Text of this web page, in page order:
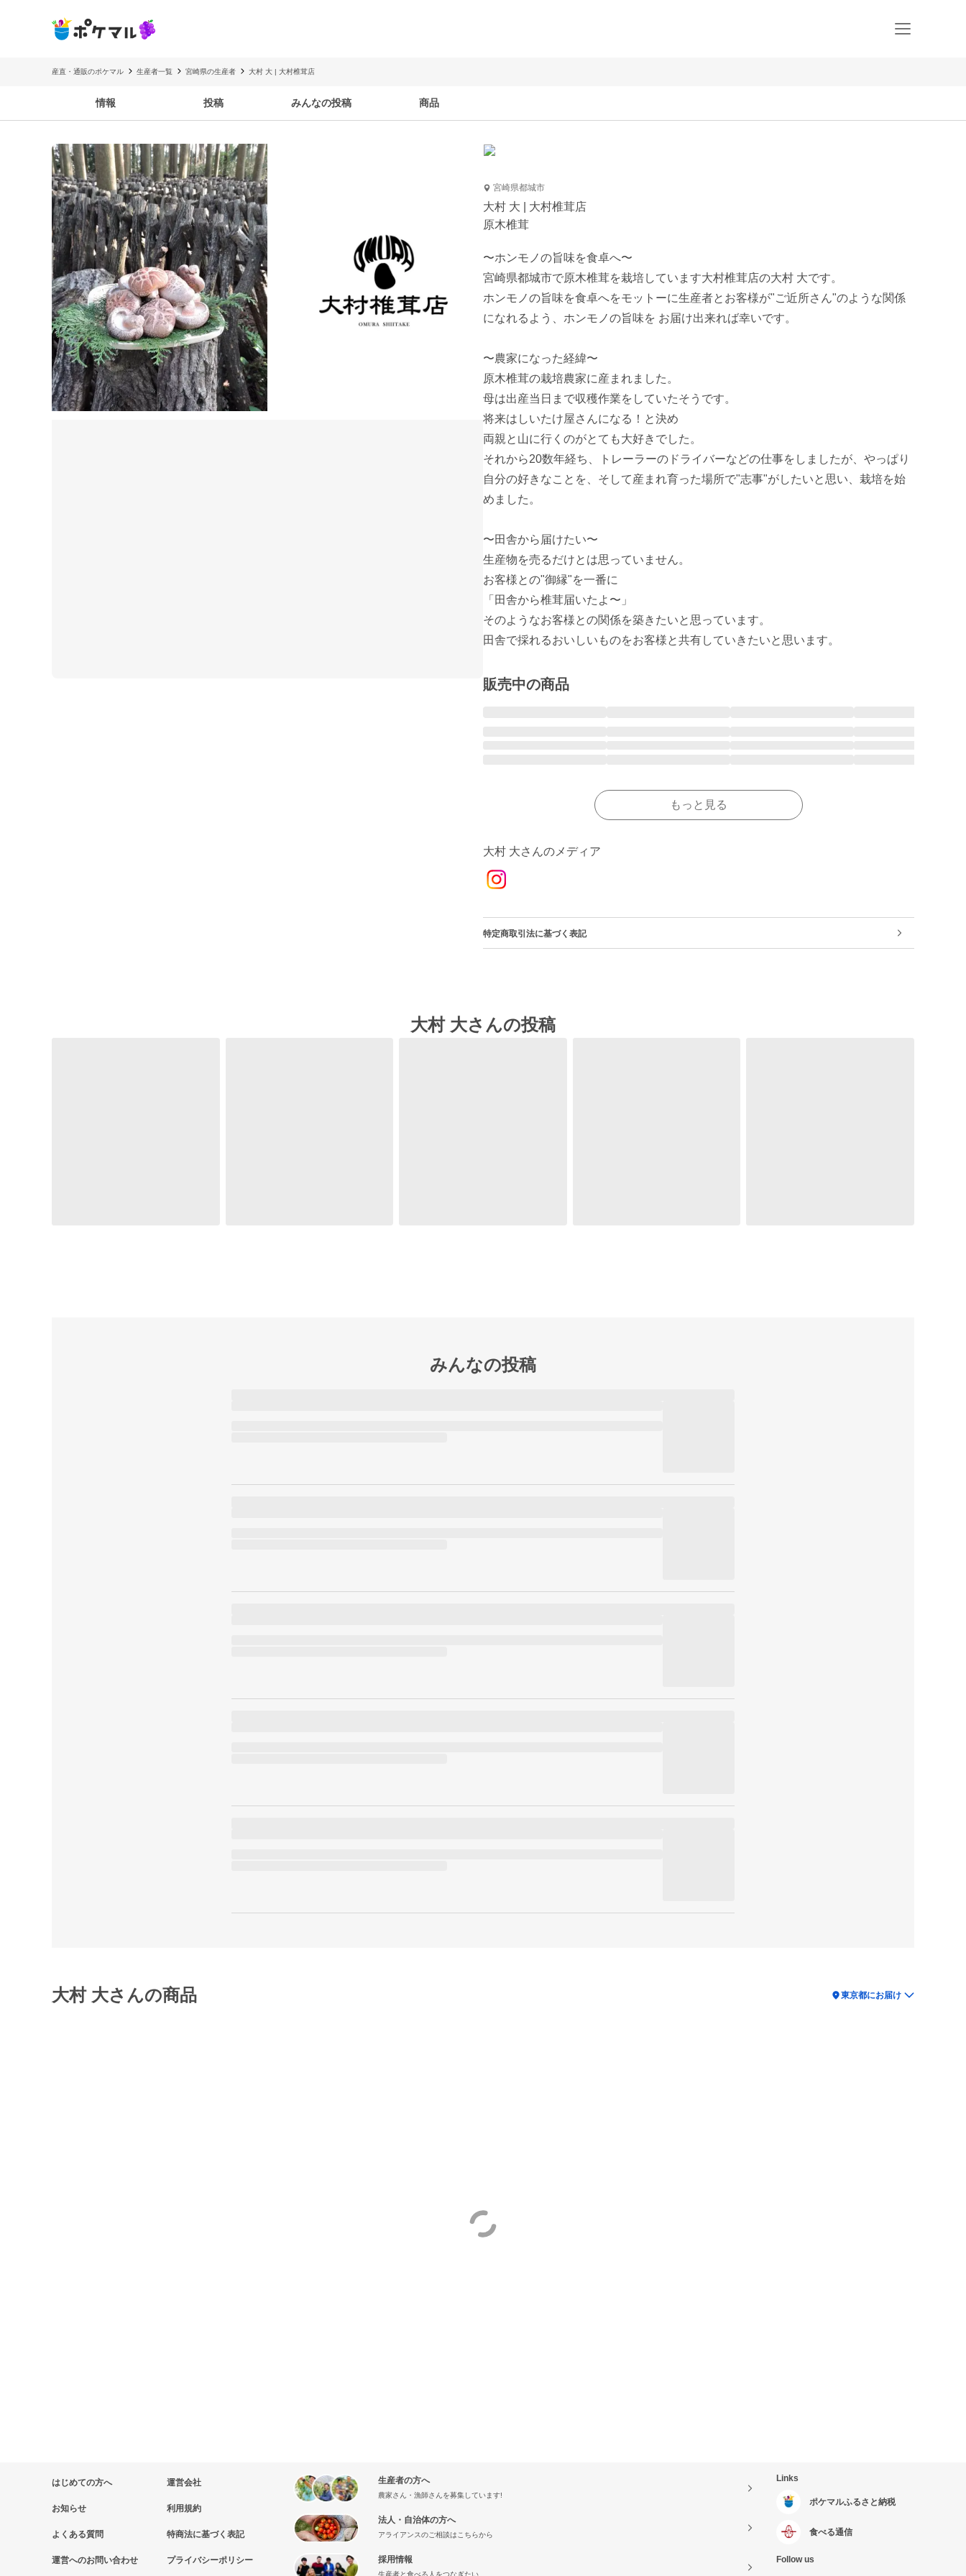
産直・通販のポケマル 生産者一覧 宮崎県の生産者 大村 大 | 大村椎茸店
情報 投稿 みんなの投稿 商品
宮崎県都城市
大村 大 | 大村椎茸店
原木椎茸
〜ホンモノの旨味を食卓へ〜
宮崎県都城市で原木椎茸を栽培しています大村椎茸店の大村 大です。
ホンモノの旨味を食卓へをモットーに生産者とお客様が"ご近所さん"のような関係
になれるよう、ホンモノの旨味を お届け出来れば幸いです。
〜農家になった経緯〜
原木椎茸の栽培農家に産まれました。
母は出産当日まで収穫作業をしていたそうです。
将来はしいたけ屋さんになる！と決め
両親と山に行くのがとても大好きでした。
それから20数年経ち、トレーラーのドライバーなどの仕事をしましたが、やっぱり
自分の好きなことを、そして産まれ育った場所で"志事"がしたいと思い、栽培を始
めました。
〜田舎から届けたい〜
生産物を売るだけとは思っていません。
お客様との"御縁"を一番に
「田舎から椎茸届いたよ〜」
そのようなお客様との関係を築きたいと思っています。
田舎で採れるおいしいものをお客様と共有していきたいと思います。
販売中の商品
もっと見る
大村 大さんのメディア
特定商取引法に基づく表記
大村 大さんの投稿
みんなの投稿
大村 大さんの商品 location_on東京都にお届け
はじめての方へ
お知らせ
よくある質問
運営へのお問い合わせ
運営会社
利用規約
特商法に基づく表記
プライバシーポリシー
生産者の方へ
農家さん・漁師さんを募集しています!
法人・自治体の方へ
アライアンスのご相談はこちらから
採用情報
生産者と食べる人をつなぎたい
Links
ポケマルふるさと納税
食べる通信
Follow us